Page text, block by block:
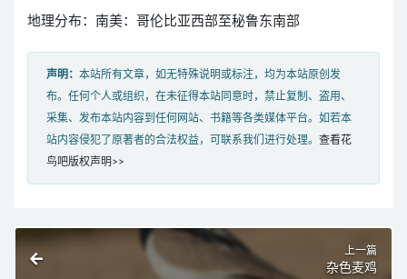
地理分布：南美：哥伦比亚西部至秘鲁东南部
声明： 本站所有文章，如无特殊说明或标注，均为本站原创发
布。任何个人或组织，在未征得本站同意时，禁止复制、盗用、
采集、发布本站内容到任何网站、书籍等各类媒体平台。如若本
站内容侵犯了原著者的合法权益，可联系我们进行处理。 查看花
鸟吧版权声明>>
上一篇
杂色麦鸡